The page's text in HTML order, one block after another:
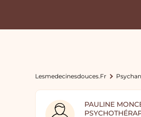
Lesmedecinesdouces.fr
PAULINE